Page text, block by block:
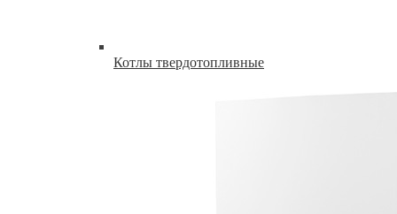
Котлы твердотопливные